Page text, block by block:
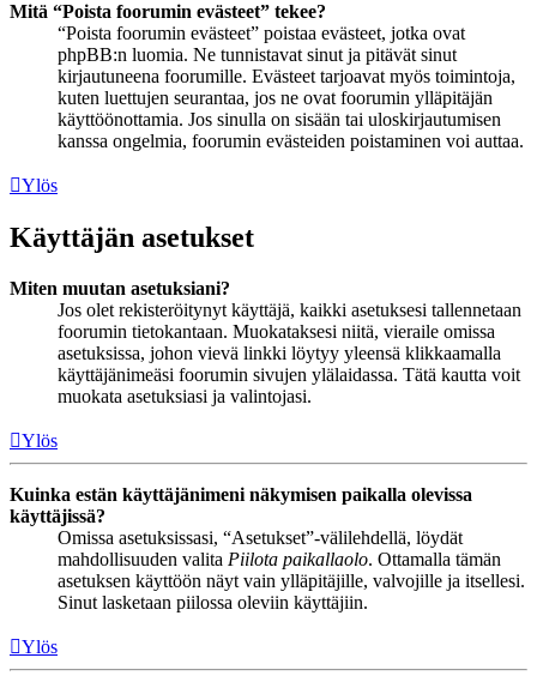
Mitä “Poista foorumin evästeet” tekee?
“Poista foorumin evästeet” poistaa evästeet, jotka ovat
phpBB:n luomia. Ne tunnistavat sinut ja pitävät sinut
kirjautuneena foorumille. Evästeet tarjoavat myös toimintoja,
kuten luettujen seurantaa, jos ne ovat foorumin ylläpitäjän
käyttöönottamia. Jos sinulla on sisään tai uloskirjautumisen
kanssa ongelmia, foorumin evästeiden poistaminen voi auttaa.
Ylös
Käyttäjän asetukset
Miten muutan asetuksiani?
Jos olet rekisteröitynyt käyttäjä, kaikki asetuksesi tallennetaan
foorumin tietokantaan. Muokataksesi niitä, vieraile omissa
asetuksissa, johon vievä linkki löytyy yleensä klikkaamalla
käyttäjänimeäsi foorumin sivujen ylälaidassa. Tätä kautta voit
muokata asetuksiasi ja valintojasi.
Ylös
Kuinka estän käyttäjänimeni näkymisen paikalla olevissa
käyttäjissä?
Omissa asetuksissasi, “Asetukset”-välilehdellä, löydät
mahdollisuuden valita Piilota paikallaolo. Ottamalla tämän
asetuksen käyttöön näyt vain ylläpitäjille, valvojille ja itsellesi.
Sinut lasketaan piilossa oleviin käyttäjiin.
Ylös